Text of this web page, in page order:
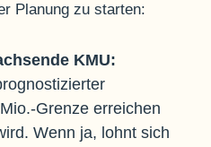
Planung zu starten:
KMU:
Grenze erreichen
Wenn ja, lohnt sich